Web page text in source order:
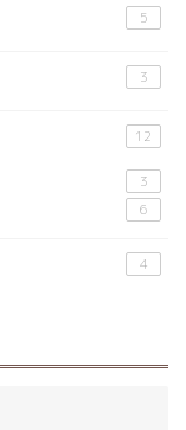
5
3
12
3
6
4